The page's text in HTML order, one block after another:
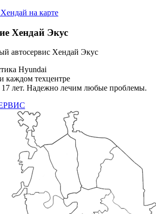
на карте
Хендай Экус
автосервис Хендай Экус
Hyundai
каждом техцентре
лет. Надежно лечим любые проблемы.